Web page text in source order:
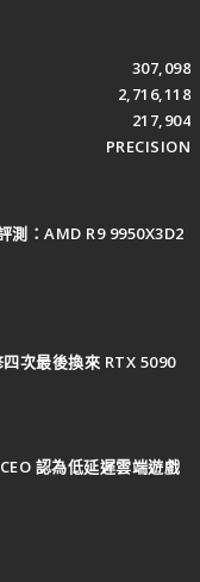
307,098
2,716,118
217,904
PRECISION
測：AMD R9 9950X3D2
次最後換來 RTX 5090
認為低延遲雲端遊戲